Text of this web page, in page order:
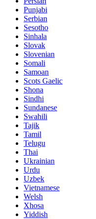
Punjabi
Serbian
Sesotho
Sinhala
Slovak
Slovenian
Somali
Samoan
Scots Gaelic
Shona
Sindhi
Sundanese
Swahili
Tajik
Tamil
Telugu
Thai
Ukrainian
Urdu
Uzbek
Vietnamese
Welsh
Xhosa
Yiddish